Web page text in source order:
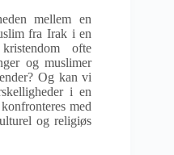
mellem en
fra Irak i en
ofte
og muslimer
Og kan vi
i en
med
og religiøs